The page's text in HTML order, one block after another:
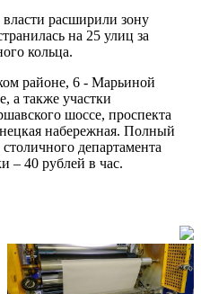
расширили зону
на 25 улиц за
кольца.
районе, 6 - Марьиной
а также участки
шоссе, проспекта
набережная. Полный
департамента
– 40 рублей в час.